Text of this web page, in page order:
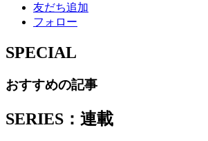
友だち追加
フォロー
SPECIAL
おすすめの記事
SERIES：連載